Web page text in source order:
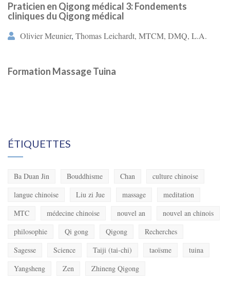
Praticien en Qigong médical 3: Fondements
cliniques du Qigong médical
Olivier Meunier, Thomas Leichardt, MTCM, DMQ, L.A.
Formation Massage Tuina
ÉTIQUETTES
Ba Duan Jin Bouddhisme Chan
culture chinoise
langue chinoise
Liu zi Jue massage
meditation
MTC
médecine chinoise nouvel an
nouvel an chinois
philosophie
Qi gong Qigong
Recherches
Sagesse
Science Taiji (tai-chi) taoïsme
tuina
Yangsheng
Zen Zhineng Qigong